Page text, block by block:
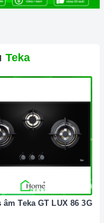
Teka
âm Teka GT LUX 86 3G